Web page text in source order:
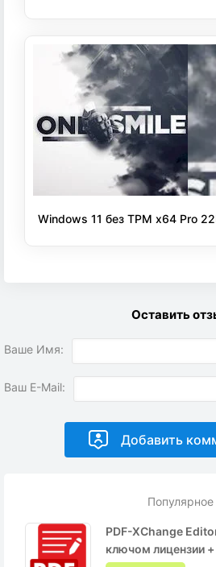
Популярное
PDF-XChange
ключом лицензии
Windows 11 без TPM x64 Pro
Оставить
Ваше Имя:
Ваш E-Mail: